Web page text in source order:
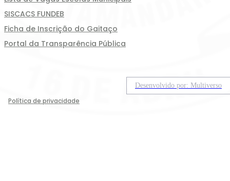
SISCACS FUNDEB
Ficha de Inscrição do Gaitaço
Portal da Transparência Pública
Política de privacidade
Desenvolvido por: Multiverso